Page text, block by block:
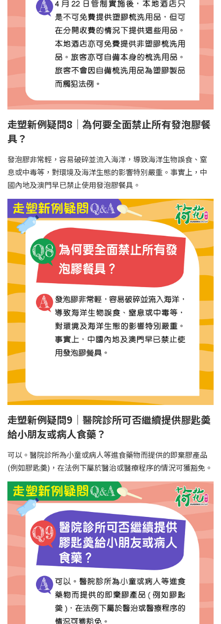
走塑新例疑問8｜為何要全面禁止所有發泡膠餐
具？
發泡膠非常輕，容易破碎並流入海洋，導致海洋生物誤食、窒
息或中毒等，對環境及海洋生態的影響特別嚴重。事實上，中
國內地及澳門早已禁止使用發泡膠餐具。
走塑新例疑問9｜醫院診所可否繼續提供膠匙羮
給小朋友或病人食藥？
可以。醫院診所為小童或病人等進食藥物而提供的即棄膠產品
(例如膠匙羮)，在法例下屬於醫治或醫療程序的情況可獲豁免。